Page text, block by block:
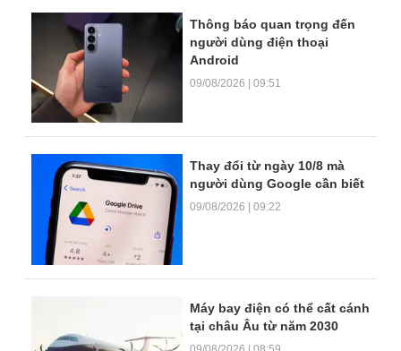
Thông báo quan trọng đến
người dùng điện thoại
Android
09/08/2026 | 09:51
Thay đổi từ ngày 10/8 mà
người dùng Google cần biết
09/08/2026 | 09:22
Máy bay điện có thể cất cánh
tại châu Âu từ năm 2030